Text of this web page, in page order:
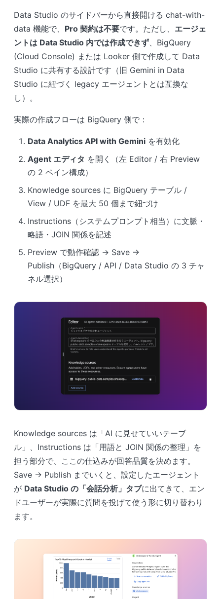
Data Studio のサイドバーから直接開ける chat-with-
data 機能で、 Pro 契約は不要です。ただし、 エージェ
ントは Data Studio 内では作成できず、BigQuery
(Cloud Console) または Looker 側で作成して Data
Studio に共有する設計です（旧 Gemini in Data
Studio に紐づく legacy エージェントとは互換な
し）。
実際の作成フローは BigQuery 側で：
Data Analytics API with Gemini を有効化
Agent エディタ を開く（左 Editor / 右 Preview
の 2 ペイン構成）
Knowledge sources に BigQuery テーブル /
View / UDF を最大 50 個まで紐づけ
Instructions（システムプロンプト相当）に文脈・
略語・JOIN 関係を記述
Preview で動作確認 → Save →
Publish（BigQuery / API / Data Studio の 3 チャ
ネル選択）
Knowledge sources は「AI に見せていいテーブ
ル」、Instructions は「用語と JOIN 関係の整理」を
担う部分で、ここの仕込みが回答品質を決めます。
Save → Publish までいくと、設定したエージェント
が Data Studio の「会話分析」タブに出てきて、エン
ドユーザーが実際に質問を投げて使う形に切り替わり
ます。